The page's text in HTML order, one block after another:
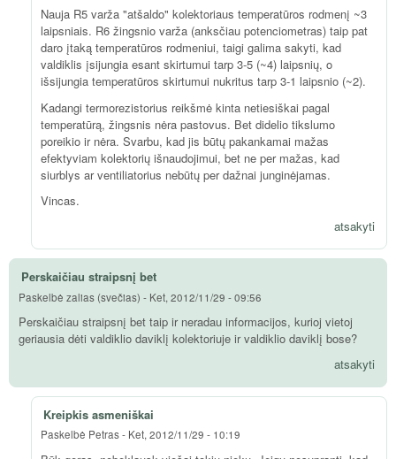
Nauja R5 varža "atšaldo" kolektoriaus temperatūros rodmenį ~3
laipsniais. R6 žingsnio varža (anksčiau potenciometras) taip pat
daro įtaką temperatūros rodmeniui, taigi galima sakyti, kad
valdiklis įsijungia esant skirtumui tarp 3-5 (~4) laipsnių, o
išsijungia temperatūros skirtumui nukritus tarp 3-1 laipsnio (~2).
Kadangi termorezistorius reikšmė kinta netiesiškai pagal
temperatūrą, žingsnis nėra pastovus. Bet didelio tikslumo
poreikio ir nėra. Svarbu, kad jis būtų pakankamai mažas
efektyviam kolektorių išnaudojimui, bet ne per mažas, kad
siurblys ar ventiliatorius nebūtų per dažnai junginėjamas.
Vincas.
atsakyti
Perskaičiau straipsnį bet
Paskelbė zalias (svečias) - Ket, 2012/11/29 - 09:56
Perskaičiau straipsnį bet taip ir neradau informacijos, kurioj vietoj
geriausia dėti valdiklio daviklį kolektoriuje ir valdiklio daviklį bose?
atsakyti
Kreipkis asmeniškai
Paskelbė Petras- Ket, 2012/11/29 - 10:19